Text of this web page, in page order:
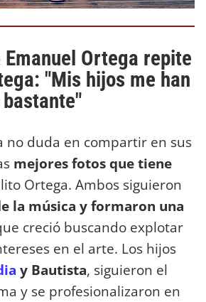
Emanuel Ortega repite
"Mis hijos me han
no duda en compartir en sus
mejores fotos que tiene
Ortega. Ambos siguieron
la música y formaron una
creció buscando explotar
en el arte. Los hijos
y Bautista, siguieron el
y se profesionalizaron en